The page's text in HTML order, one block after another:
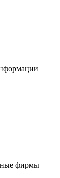
фирмы